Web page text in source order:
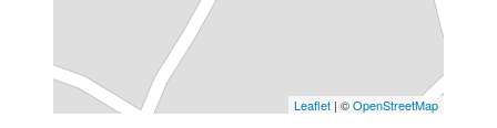
Leaflet | ©OpenStreetMap